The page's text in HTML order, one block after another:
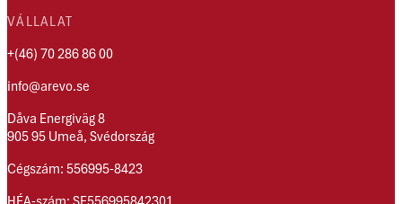
VÁLLALAT
+(46) 70 286 86 00
info@arevo.se
Dåva Energiväg 8
905 95 Umeå, Svédország
Cégszám: 556995-8423